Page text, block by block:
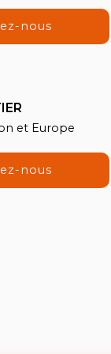
nous
et Europe
nous